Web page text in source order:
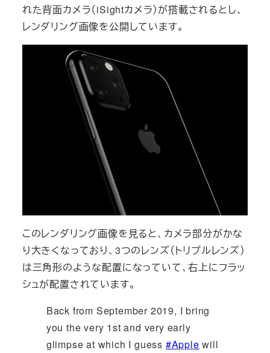
れた背面カメラ（iSightカメラ）が搭載されるとし、
レンダリング画像を公開しています。
このレンダリング画像を見ると、カメラ部分がかな
り大きくなっており、3つのレンズ（トリプルレンズ）
は三角形のような配置になっていて、右上にフラッ
シュが配置されています。
Back from September 2019, I bring
you the very 1st and very early
glimpse at which I guess #Apple will